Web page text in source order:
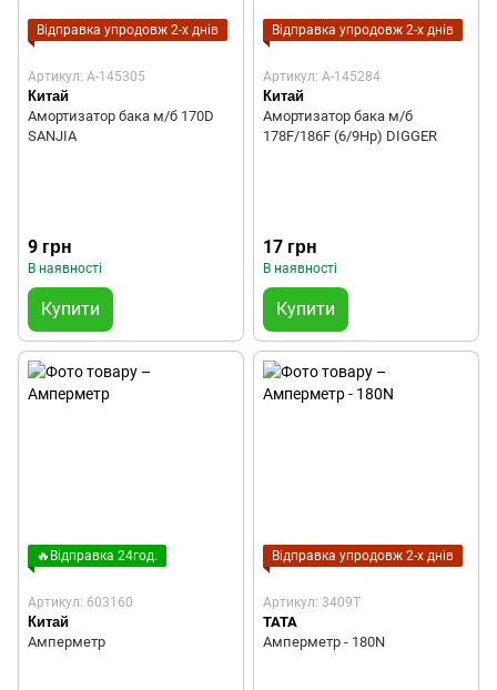
Відправка упродовж 2-х днів
Артикул: A-145305
Китай
Амортизатор бака м/б 170D
SANJIA
9 грн
В наявності
Купити
Відправка упродовж 2-х днів
Артикул: A-145284
Китай
Амортизатор бака м/б
178F/186F (6/9Hp) DIGGER
17 грн
В наявності
Купити
🔥Відправка 24год.
Артикул: 603160
Китай
Амперметр
Відправка упродовж 2-х днів
Артикул: 3409T
TATA
Амперметр - 180N